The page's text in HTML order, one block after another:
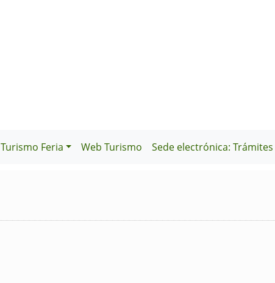
Turismo Feria Web Turismo Sede electrónica: Trámites